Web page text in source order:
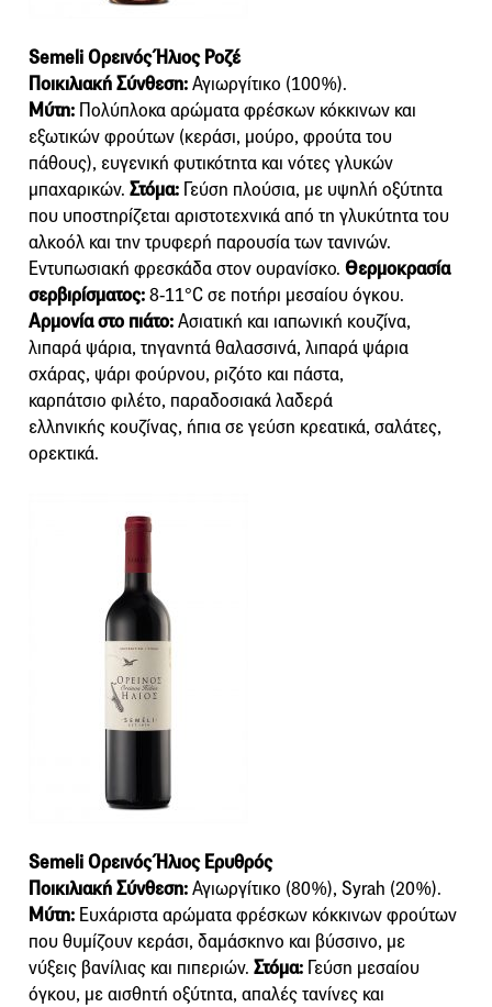
Semeli Ορεινός Ήλιος Ροζέ
Ποικιλιακή Σύνθεση:Αγιωργίτικο (100%).
Mύτη: Πολύπλοκα αρώματα φρέσκων κόκκινων και
εξωτικών φρούτων (κεράσι, μούρο, φρούτα του
πάθους), ευγενική φυτικότητα και νότες γλυκών
μπαχαρικών. Στόμα: Γεύση πλούσια, με υψηλή οξύτητα
που υποστηρίζεται αριστοτεχνικά από τη γλυκύτητα του
αλκοόλ και την τρυφερή παρουσία των τανινών.
Εντυπωσιακή φρεσκάδα στον ουρανίσκο. Θερμοκρασία
σερβιρίσματος:8-11°C σε ποτήρι μεσαίου όγκου.
Αρμονία στο πιάτο:Ασιατική και ιαπωνική κουζίνα,
λιπαρά ψάρια, τηγανητά θαλασσινά, λιπαρά ψάρια
σχάρας, ψάρι φούρνου, ριζότο και πάστα,
καρπάτσιο φιλέτο, παραδοσιακά λαδερά
ελληνικής κουζίνας, ήπια σε γεύση κρεατικά, σαλάτες,
ορεκτικά.
Semeli Ορεινός Ήλιος Ερυθρός
Ποικιλιακή Σύνθεση:Αγιωργίτικο (80%), Syrah (20%).
Mύτη: Ευχάριστα αρώματα φρέσκων κόκκινων φρούτων
που θυμίζουν κεράσι, δαμάσκηνο και βύσσινο, με
νύξεις βανίλιας και πιπεριών. Στόμα: Γεύση μεσαίου
όγκου, με αισθητή οξύτητα, απαλές τανίνες και